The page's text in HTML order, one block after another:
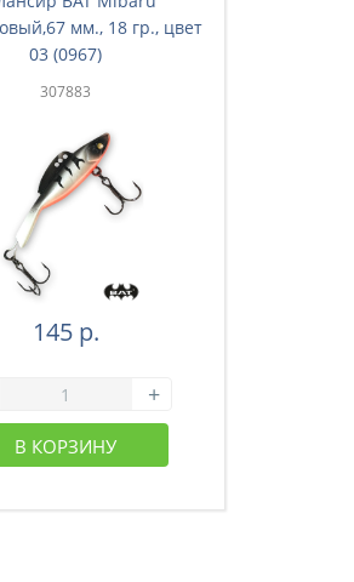
мм., 18 гр., цвет
03 (0967)
307883
145 р.
+
В КОРЗИНУ